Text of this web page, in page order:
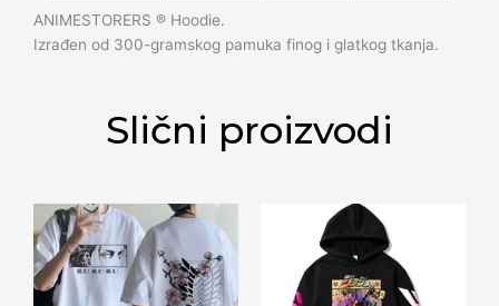
ANIMESTORERS ®️ Hoodie.
Izrađen od 300-gramskog pamuka finog i glatkog tkanja.
Slični proizvodi